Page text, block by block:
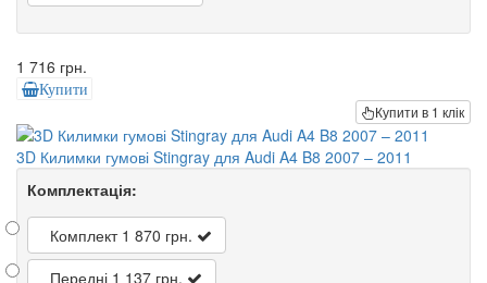
1 716 грн.
Купити
Купити в 1 клік
3D Килимки гумові Stingray для Audi A4 B8 2007 – 2011
Комплектація:
Комплект 1 870 грн.
Передні 1 137 грн.